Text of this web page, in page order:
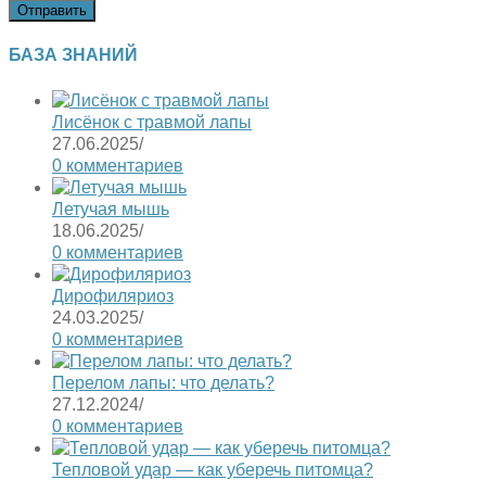
БАЗА ЗНАНИЙ
Лисёнок с травмой лапы
27.06.2025/
0 комментариев
Летучая мышь
18.06.2025/
0 комментариев
Дирофиляриоз
24.03.2025/
0 комментариев
Перелом лапы: что делать?
27.12.2024/
0 комментариев
Тепловой удар — как уберечь питомца?